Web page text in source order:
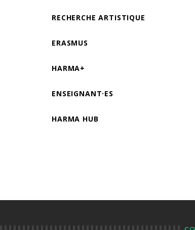
RECHERCHE ARTISTIQUE
ERASMUS
HARMA+
ENSEIGNANT·ES
HARMA HUB